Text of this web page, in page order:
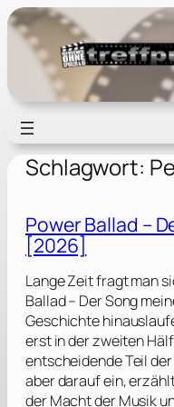
Zum
Inhalt
springen
Schlagwort:
Power Ballad –
[2026]
Lange Zeit fragt man
Ballad – Der Song
Geschichte
erst in der zweiten
entscheidende Teil
aber darauf ein,
der Macht der Musik